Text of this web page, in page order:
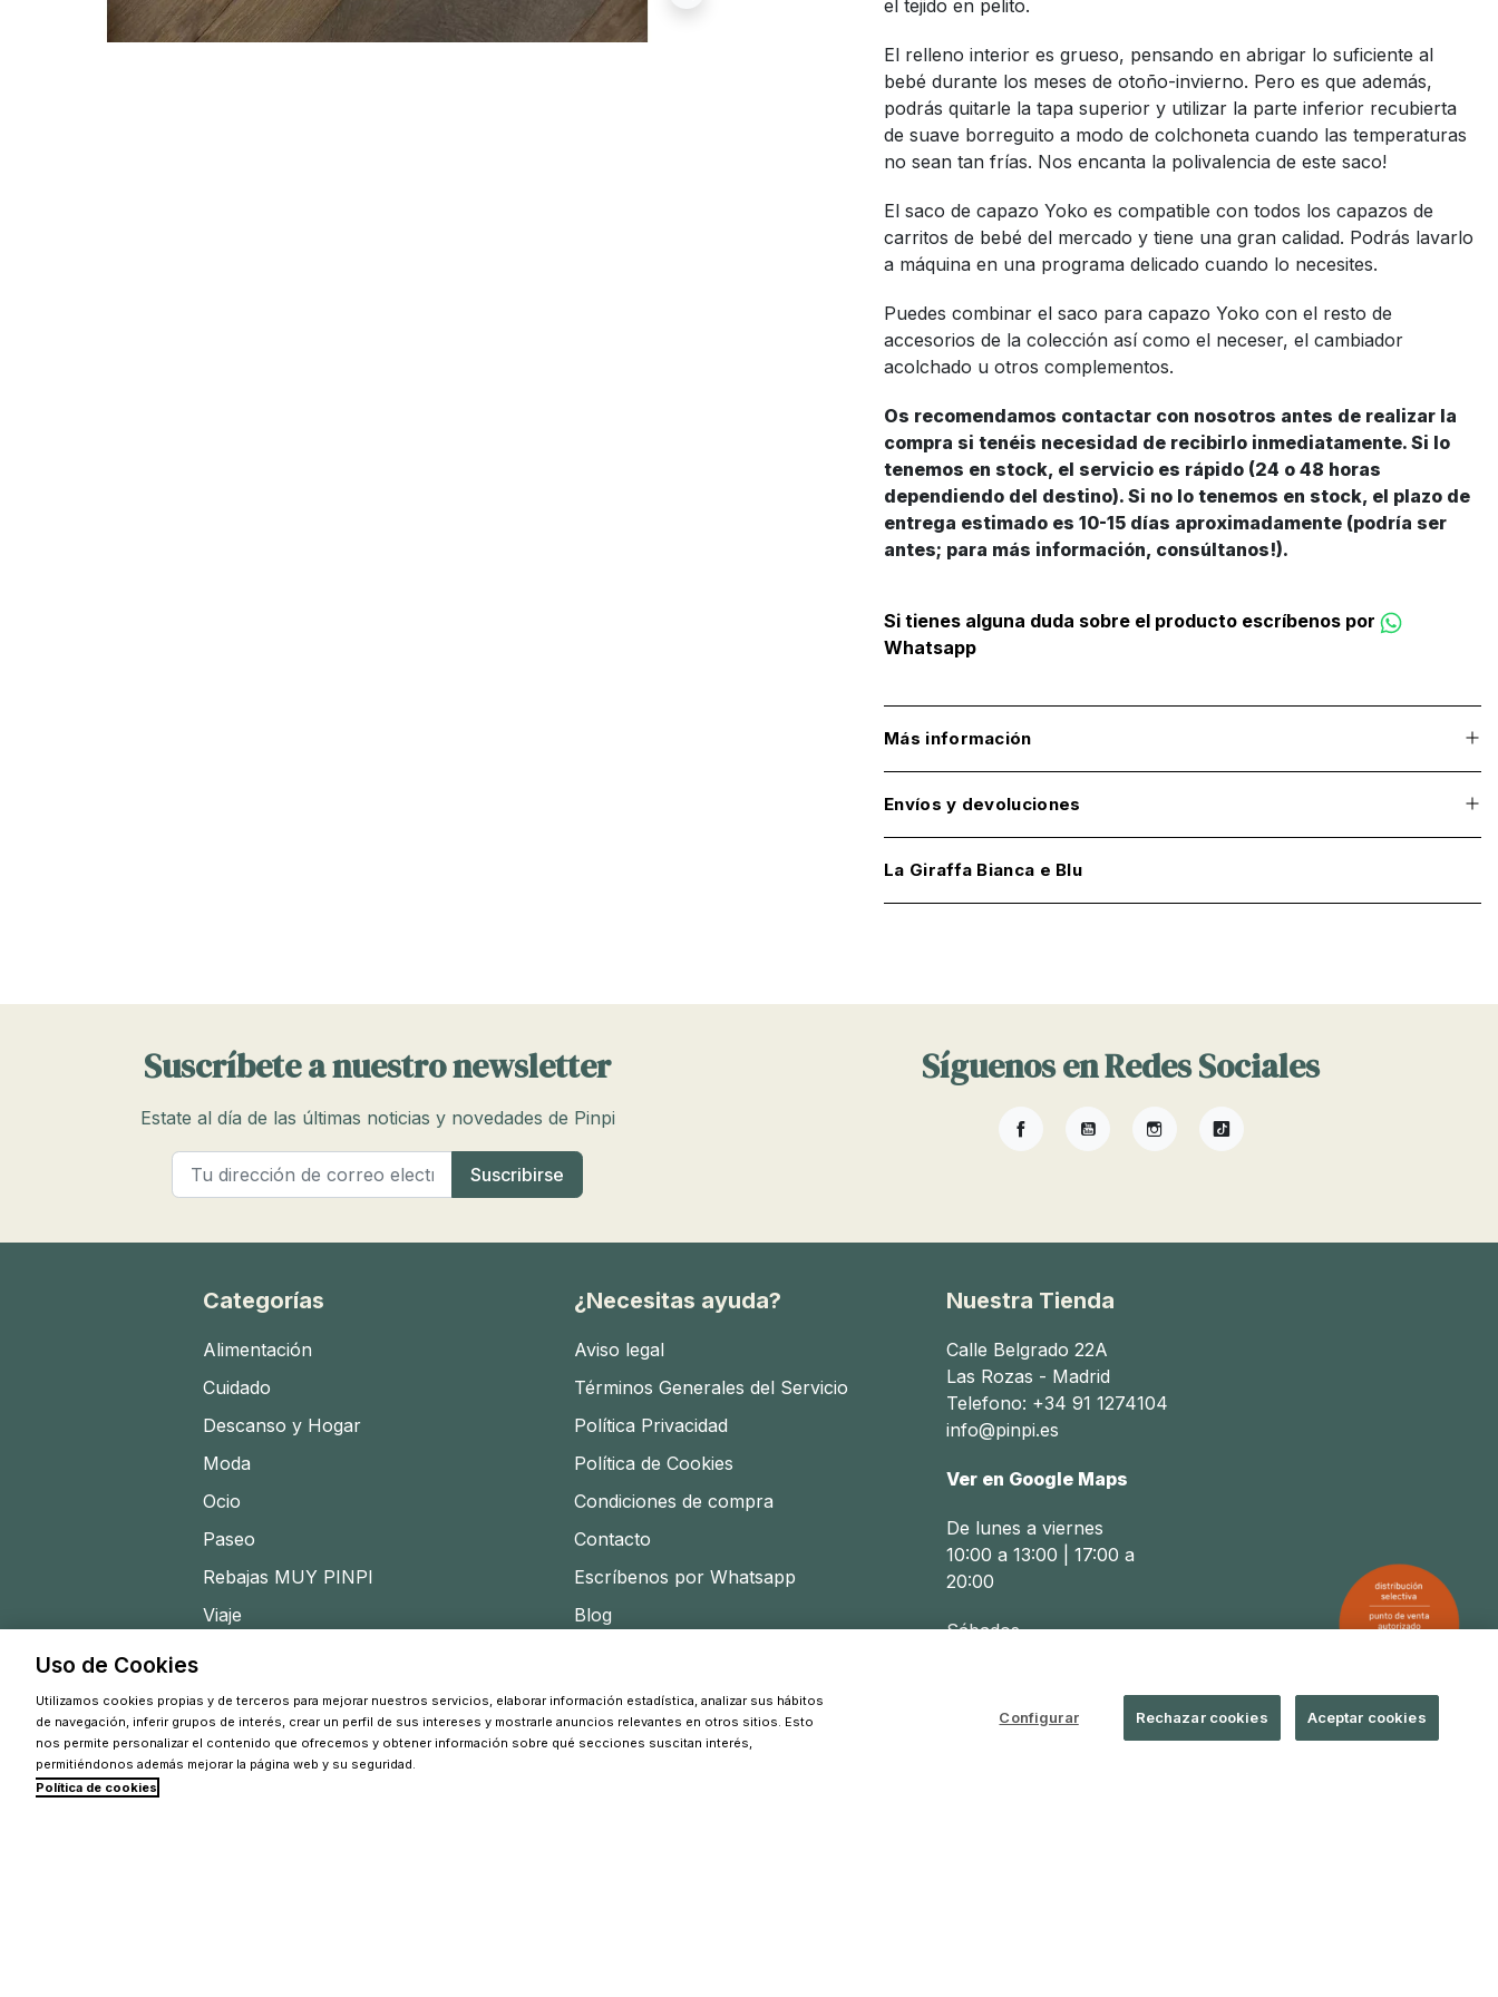
el tejido en pelito.
El relleno interior es grueso, pensando en abrigar lo suficiente al
bebé durante los meses de otoño-invierno. Pero es que además,
podrás quitarle la tapa superior y utilizar la parte inferior recubierta
de suave borreguito a modo de colchoneta cuando las temperaturas
no sean tan frías. Nos encanta la polivalencia de este saco!
El saco de capazo Yoko es compatible con todos los capazos de
carritos de bebé del mercado y tiene una gran calidad. Podrás lavarlo
a máquina en una programa delicado cuando lo necesites.
Puedes combinar el saco para capazo Yoko con el resto de
accesorios de la colección así como el neceser, el cambiador
acolchado u otros complementos.
Os recomendamos contactar con nosotros antes de realizar la
compra si tenéis necesidad de recibirlo inmediatamente. Si lo
tenemos en stock, el servicio es rápido (24 o 48 horas
dependiendo del destino). Si no lo tenemos en stock, el plazo de
entrega estimado es 10-15 días aproximadamente (podría ser
antes; para más información, consúltanos!).
Si tienes alguna duda sobre el producto escríbenos por
Whatsapp
Más información
Envíos y devoluciones
La Giraffa Bianca e Blu
Suscríbete a nuestro newsletter
Estate al día de las últimas noticias y novedades de Pinpi
Síguenos en Redes Sociales
FacebookYouTubeInstagramTikTok
Categorías
Alimentación
Cuidado
Descanso y Hogar
Moda
Ocio
Paseo
Rebajas MUY PINPI
Viaje
¿Necesitas ayuda?
Aviso legal
Términos Generales del Servicio
Política Privacidad
Política de Cookies
Condiciones de compra
Contacto
Escríbenos por Whatsapp
Blog
Nuestra Tienda
Calle Belgrado 22A
Las Rozas - Madrid
Telefono: +34 91 1274104
info@pinpi.es
Ver en Google Maps
De lunes a viernes
10:00 a 13:00 | 17:00 a
20:00
Sábados
© 2026 Pinpi - Todos los derechos reservados
Uso de Cookies
Utilizamos cookies propias y de terceros para mejorar nuestros servicios, elaborar información estadística, analizar sus hábitos
de navegación, inferir grupos de interés, crear un perfil de sus intereses y mostrarle anuncios relevantes en otros sitios. Esto
nos permite personalizar el contenido que ofrecemos y obtener información sobre qué secciones suscitan interés,
permitiéndonos además mejorar la página web y su seguridad.
Política de cookies
Configurar Rechazar cookies Aceptar cookies